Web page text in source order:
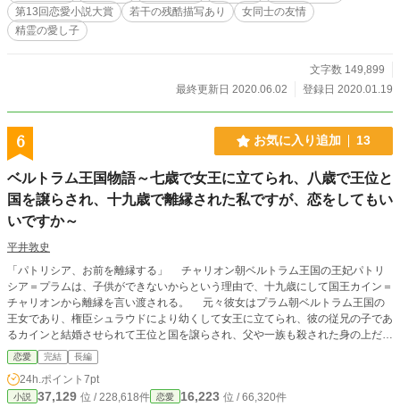
第13回恋愛小説大賞
若干の残酷描写あり
女同士の友情
精霊の愛し子
文字数 149,899
最終更新日 2020.06.02
登録日 2020.01.19
6 お気に入り追加 13
ベルトラム王国物語～七歳で女王に立てられ、八歳で王位と
国を譲らされ、十九歳で離縁された私ですが、恋をしてもい
いですか～
平井敦史
「パトリシア、お前を離縁する」 チャリオン朝ベルトラム王国の王妃パトリ
シア＝プラムは、子供ができないからという理由で、十九歳にして国王カイン＝
チャリオンから離縁を言い渡される。 元々彼女はプラム朝ベルトラム王国の
王女であり、権臣シュラウドにより幼くして女王に立てられ、彼の従兄の子であ
るカインと結婚させられて王位と国を譲らされ、父や一族も殺された身の上だ。
怒涛のように襲い来る理不尽に屈することなく、神殿に身を寄せて治癒術士と
しての研鑽を積む彼女の前に、かつての幼馴染、タリアン＝レロイが現れる。
タリアンに好意を抱きつつも、シュラウドの目を憚り一歩踏み出すことができ
ないパトリシア。 そして、彼女の人生を踏みつけて平和を謳歌するベルトラ
恋愛 完結 長編
24h.ポイント 7pt
小説 37,129 位 / 228,618件 恋愛 16,223 位 / 66,320件